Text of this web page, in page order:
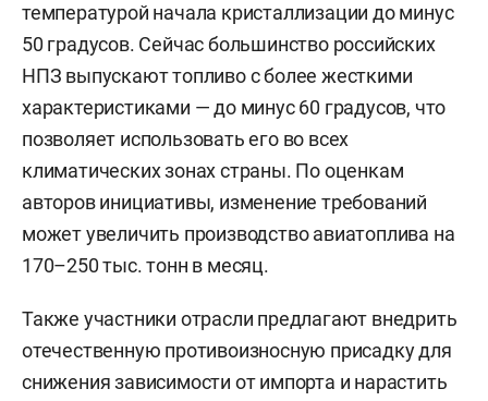
температурой начала кристаллизации до минус
50 градусов. Сейчас большинство российских
НПЗ выпускают топливо с более жесткими
характеристиками — до минус 60 градусов, что
позволяет использовать его во всех
климатических зонах страны. По оценкам
авторов инициативы, изменение требований
может увеличить производство авиатоплива на
170–250 тыс. тонн в месяц.
Также участники отрасли предлагают внедрить
отечественную противоизносную присадку для
снижения зависимости от импорта и нарастить